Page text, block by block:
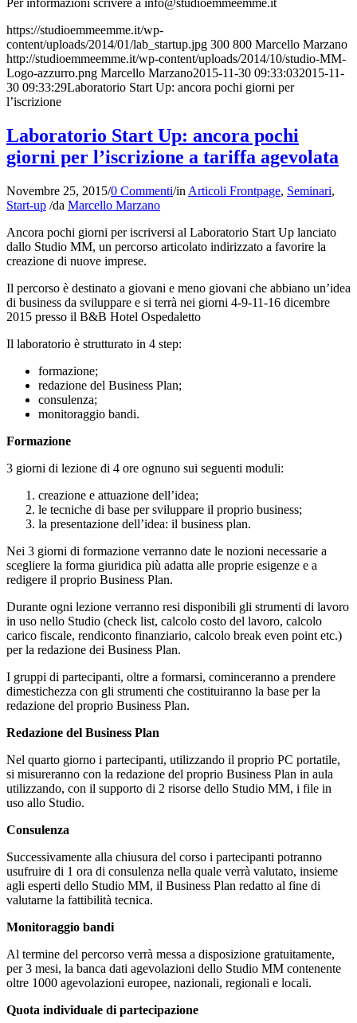
Per informazioni scrivere a info@studioemmeemme.it
https://studioemmeemme.it/wp-
content/uploads/2014/01/lab_startup.jpg 300 800 Marcello Marzano
http://studioemmeemme.it/wp-content/uploads/2014/10/studio-MM-
Logo-azzurro.png Marcello Marzano2015-11-30 09:33:032015-11-
30 09:33:29Laboratorio Start Up: ancora pochi giorni per
l’iscrizione
Laboratorio Start Up: ancora pochi
giorni per l’iscrizione a tariffa agevolata
Novembre 25, 2015/0 Commenti/in Articoli Frontpage, Seminari,
Start-up /da Marcello Marzano
Ancora pochi giorni per iscriversi al Laboratorio Start Up lanciato
dallo Studio MM, un percorso articolato indirizzato a favorire la
creazione di nuove imprese.
Il percorso è destinato a giovani e meno giovani che abbiano un’idea
di business da sviluppare e si terrà nei giorni 4-9-11-16 dicembre
2015 presso il B&B Hotel Ospedaletto
Il laboratorio è strutturato in 4 step:
formazione;
redazione del Business Plan;
consulenza;
monitoraggio bandi.
Formazione
3 giorni di lezione di 4 ore ognuno sui seguenti moduli:
creazione e attuazione dell’idea;
le tecniche di base per sviluppare il proprio business;
la presentazione dell’idea: il business plan.
Nei 3 giorni di formazione verranno date le nozioni necessarie a
scegliere la forma giuridica più adatta alle proprie esigenze e a
redigere il proprio Business Plan.
Durante ogni lezione verranno resi disponibili gli strumenti di lavoro
in uso nello Studio (check list, calcolo costo del lavoro, calcolo
carico fiscale, rendiconto finanziario, calcolo break even point etc.)
per la redazione dei Business Plan.
I gruppi di partecipanti, oltre a formarsi, cominceranno a prendere
dimestichezza con gli strumenti che costituiranno la base per la
redazione del proprio Business Plan.
Redazione del Business Plan
Nel quarto giorno i partecipanti, utilizzando il proprio PC portatile,
si misureranno con la redazione del proprio Business Plan in aula
utilizzando, con il supporto di 2 risorse dello Studio MM, i file in
uso allo Studio.
Consulenza
Successivamente alla chiusura del corso i partecipanti potranno
usufruire di 1 ora di consulenza nella quale verrà valutato, insieme
agli esperti dello Studio MM, il Business Plan redatto al fine di
valutarne la fattibilità tecnica.
Monitoraggio bandi
Al termine del percorso verrà messa a disposizione gratuitamente,
per 3 mesi, la banca dati agevolazioni dello Studio MM contenente
oltre 1000 agevolazioni europee, nazionali, regionali e locali.
Quota individuale di partecipazione